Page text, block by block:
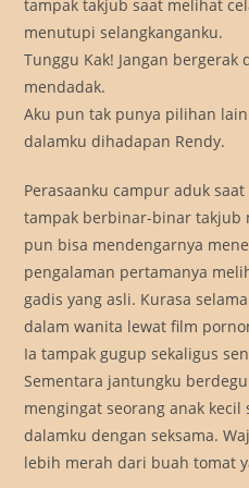
tampak takjub saat melihat
menutupi selangkanganku.
Tunggu Kak! Jangan bergerak
mendadak.
Aku pun tak punya pilihan
dalamku dihadapan Rendy.
Perasaanku campur aduk
tampak berbinar-binar takjub
pun bisa mendengarnya
pengalaman pertamanya
gadis yang asli. Kurasa
dalam wanita lewat film
Ia tampak gugup sekaligus
Sementara jantungku
mengingat seorang anak
dalamku dengan seksama.
lebih merah dari buah tomat